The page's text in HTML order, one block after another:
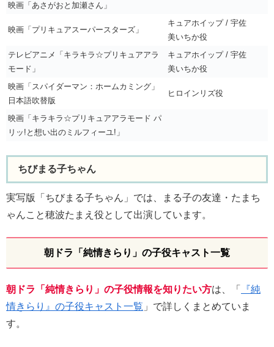
映画「あさがおと加瀬さん」
映画「プリキュアスーパースターズ」
キュアホイップ / 宇佐
美いちか役
テレビアニメ「キラキラ☆プリキュアアラ
モード」
キュアホイップ / 宇佐
美いちか役
映画「スパイダーマン：ホームカミング」
日本語吹替版
ヒロインリズ役
映画「キラキラ☆プリキュアアラモード パ
リッ!と想い出のミルフィーユ!」
ちびまる子ちゃん
実写版「ちびまる子ちゃん」では、まる子の友達・たまち
ゃんこと穂波たまえ役として出演しています。
朝ドラ「純情きらり」の子役キャスト一覧
朝ドラ「純情きらり」の子役情報を知りたい方は、「
『純
情きらり』の子役キャスト一覧 」で詳しくまとめていま
す。